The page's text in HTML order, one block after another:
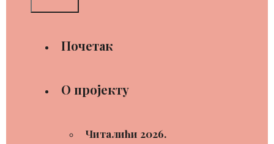
Почетак
О пројекту
Читалићи 2026.